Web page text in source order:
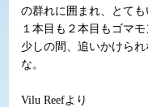
の群れに囲まれ、とても
１本目も２本目もゴマ
少しの間、追いかけら
な。
Vilu Reefより